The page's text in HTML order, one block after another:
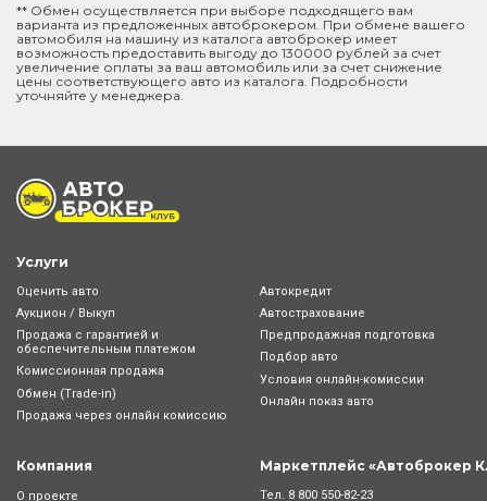
** Обмен осуществляется при выборе подходящего вам
варианта из предложенных автоброкером. При обмене вашего
автомобиля на машину из каталога автоброкер имеет
возможность предоставить выгоду до 130000 рублей за счет
увеличение оплаты за ваш автомобиль или за счет снижение
цены соответствующего авто из каталога. Подробности
уточняйте у менеджера.
Услуги
Оценить авто
Аукцион / Выкуп
Продажа с гарантией и
обеспечительным платежом
Комиссионная продажа
Обмен (Trade-in)
Продажа через онлайн комиссию
Автокредит
Автострахование
Предпродажная подготовка
Подбор авто
Условия онлайн-комиcсии
Онлайн показ авто
Компания
О проекте
Маркетплейс «Автоброкер
Тел. 8 800 550-82-23